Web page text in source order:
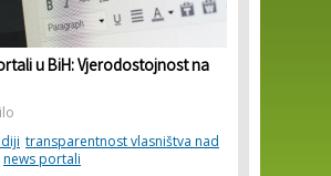
u BiH: Vjerodostojnost na
transparentnost vlasništva nad
news portali